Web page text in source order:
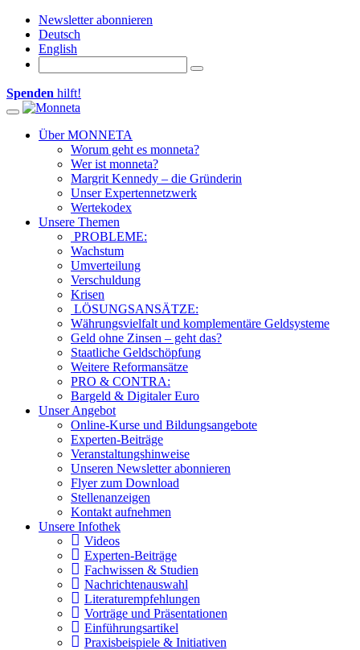
Newsletter abonnieren
Deutsch
English
Spenden hilft!
Toggle navigation
Über MONNETA
Worum geht es monneta?
Wer ist monneta?
Margrit Kennedy – die Gründerin
Unser Expertennetzwerk
Wertekodex
Unsere Themen
PROBLEME:
Wachstum
Umverteilung
Verschuldung
Krisen
LÖSUNGSANSÄTZE:
Währungsvielfalt und komplementäre Geldsysteme
Geld ohne Zinsen – geht das?
Staatliche Geldschöpfung
Weitere Reformansätze
PRO & CONTRA:
Bargeld & Digitaler Euro
Unser Angebot
Online-Kurse und Bildungsangebote
Experten-Beiträge
Veranstaltungshinweise
Unseren Newsletter abonnieren
Flyer zum Download
Stellenanzeigen
Kontakt aufnehmen
Unsere Infothek
Videos
Experten-Beiträge
Fachwissen & Studien
Nachrichtenauswahl
Literaturempfehlungen
Vorträge und Präsentationen
Einführungsartikel
Praxisbeispiele & Initiativen